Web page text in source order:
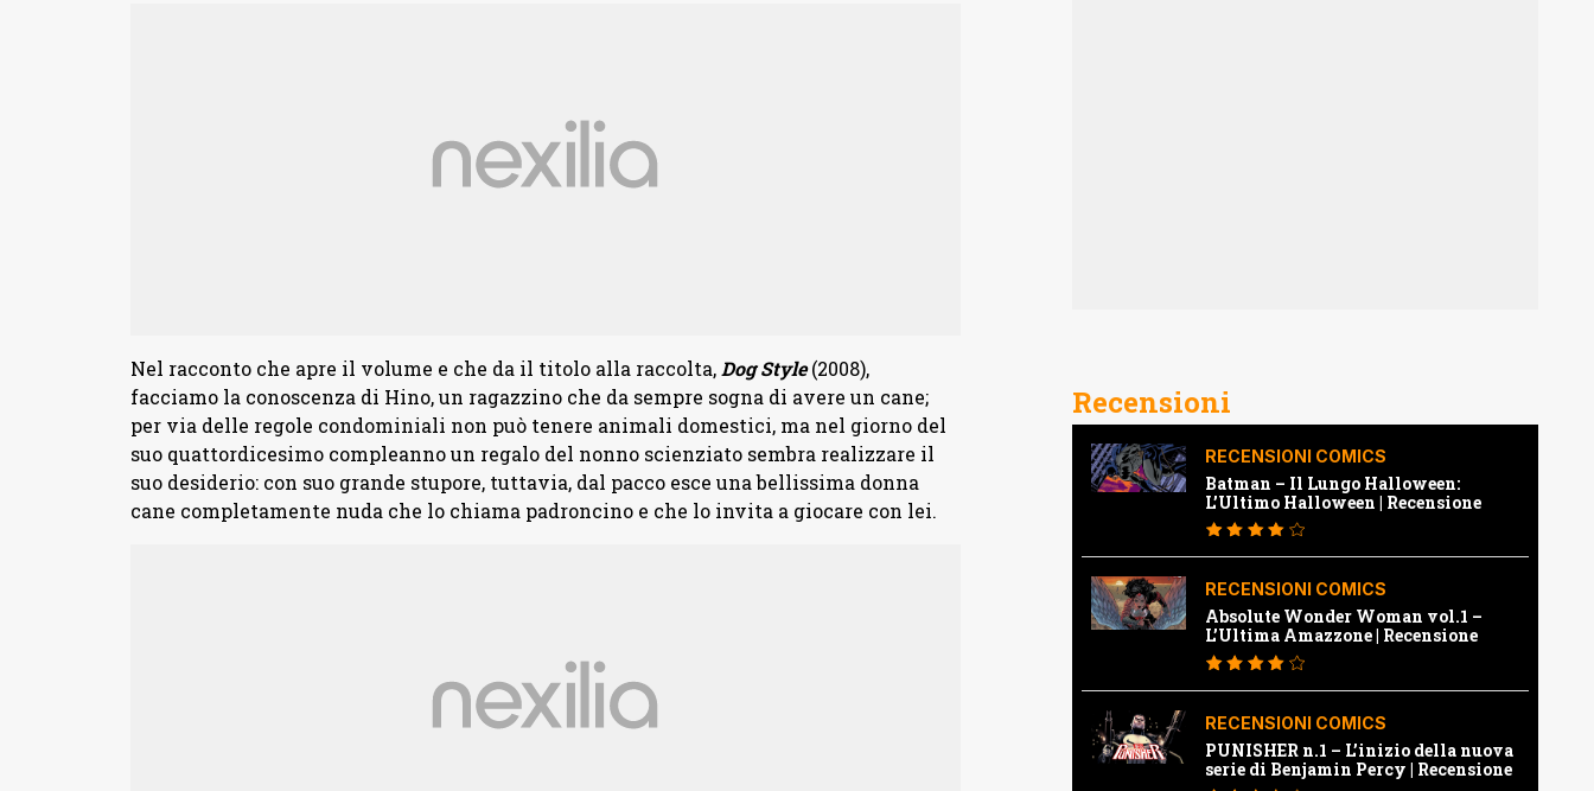
Nel racconto che apre il volume e che da il titolo alla raccolta,Dog Style(2008),
facciamo la conoscenza di Hino, un ragazzino che da sempre sogna di avere un cane;
per via delle regole condominiali non può tenere animali domestici, ma nel giorno del
suo quattordicesimo compleanno un regalo del nonno scienziato sembra realizzare il
suo desiderio: con suo grande stupore, tuttavia, dal pacco esce una bellissima donna
cane completamente nuda che lo chiama padroncino e che lo invita a giocare con lei.
Recensioni
RECENSIONI COMICS
Batman – Il Lungo Halloween:
L’Ultimo Halloween | Recensione
RECENSIONI COMICS
Absolute Wonder Woman vol.1 –
L’Ultima Amazzone | Recensione
RECENSIONI COMICS
PUNISHER n.1 – L’inizio della nuova
serie di Benjamin Percy | Recensione